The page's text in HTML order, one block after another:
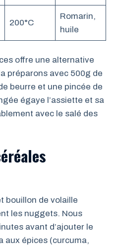
200°C
Romarin,
huile
offre une alternative
préparons avec 500g de
beurre et une pincée de
égaye l’assiette et sa
avec le salé des
bouillon de volaille
les nuggets. Nous
avant d’ajouter le
aux épices (curcuma,